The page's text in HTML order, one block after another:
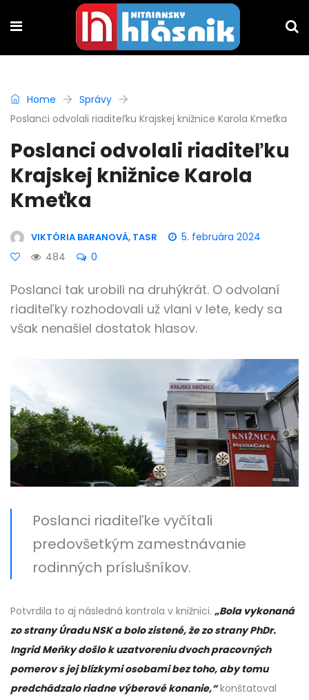
Home
Správy
Poslanci odvolali riaditeľku Krajskej knižnice Karola Kmeťka
Poslanci odvolali riaditeľku
Krajskej knižnice Karola
Kmeťka
VIKTÓRIA BARANOVÁ, TASR
5. februára 2024
484
0
Poslanci tak urobili na druhýkrát. O odvolaní
riaditeľky rozhodovali už vlani v lete, kedy sa
však nenašiel dostatok hlasov.
Poslanci riaditeľke vyčítali
predovšetkým zamestnávanie
rodinných príslušníkov.
Potvrdila to aj následná kontrola v knižnici. „Bola vykonaná
zo strany Úradu NSK a bolo zistené, že zo strany PhDr.
Ingrid Meňky došlo k uzatvoreniu dvoch pracovných
pomerov s jej blízkymi osobami bez toho, aby tomu
predchádzalo riadne výberové konanie,“konštatoval